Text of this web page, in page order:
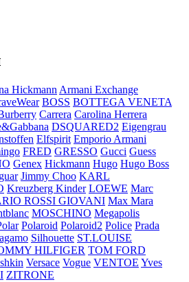
Hickmann Armani Exchange
BOSS BOTTEGA VENETA
Carrera Carolina Herrera
DSQUARED2 Eigengrau
Elfspirit Emporio Armani
FRED GRESSO Gucci Guess
Genex Hickmann Hugo Hugo Boss
Jimmy Choo KARL
Kreuzberg Kinder LOEWE Marc
ROSSI GIOVANI Max Mara
MOSCHINO Megapolis
Polaroid Polaroid2 Police Prada
Silhouette ST.LOUISE
HILFIGER TOM FORD
Versace Vogue VENTOE Yves
ZITRONE